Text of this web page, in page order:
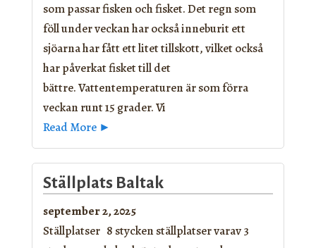
som passar fisken och fisket. Det regn som
föll under veckan har också inneburit ett
sjöarna har fått ett litet tillskott, vilket också
har påverkat fisket till det
bättre. Vattentemperaturen är som förra
veckan runt 15 grader. Vi
Read More ►
Ställplats Baltak
september 2, 2025
Ställplatser 8 stycken ställplatser varav 3